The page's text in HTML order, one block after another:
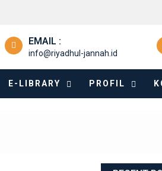
EMAIL :
info@riyadhul-jannah.id
E-LIBRARY PROFIL